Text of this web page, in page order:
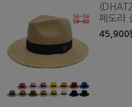
페도라
45,900